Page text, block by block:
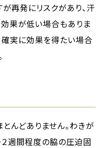
再発にリスクがあり、汗
果が低い場合もありま
確実に効果を得たい場合
んどありません。わきが
週間程度の脇の圧迫固